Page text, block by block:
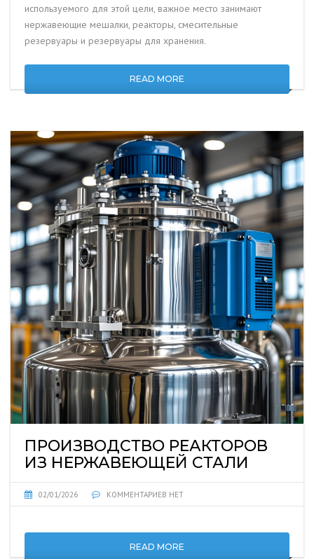
используемого для этой цели, важное место занимают
нержавеющие мешалки, реакторы, смесительные
резервуары и резервуары для хранения.
READ MORE
ПРОИЗВОДСТВО РЕАКТОРОВ
ИЗ НЕРЖАВЕЮЩЕЙ СТАЛИ
02/01/2026 КОММЕНТАРИЕВ НЕТ
READ MORE